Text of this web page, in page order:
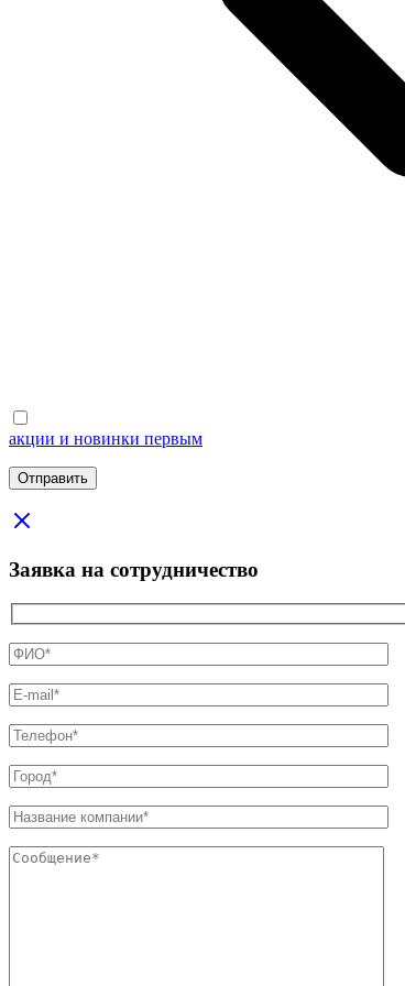
акции и новинки первым
Заявка на сотрудничество